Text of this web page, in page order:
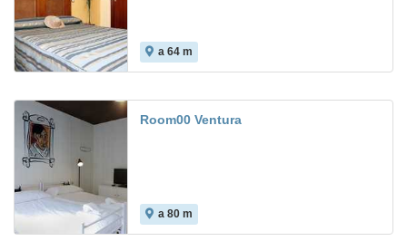
a 64 m
Room00 Ventura
a 80 m